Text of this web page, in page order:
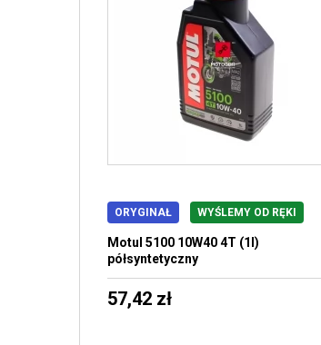
ORYGINAŁ WYŚLEMY OD RĘKI
Motul 5100 10W40 4T (1l)
półsyntetyczny
57,42 zł